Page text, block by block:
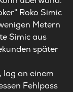
Roko Simic
Metern
Simic aus
später
lag an einem
Fehlpass